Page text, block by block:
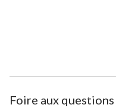
Foire aux questions